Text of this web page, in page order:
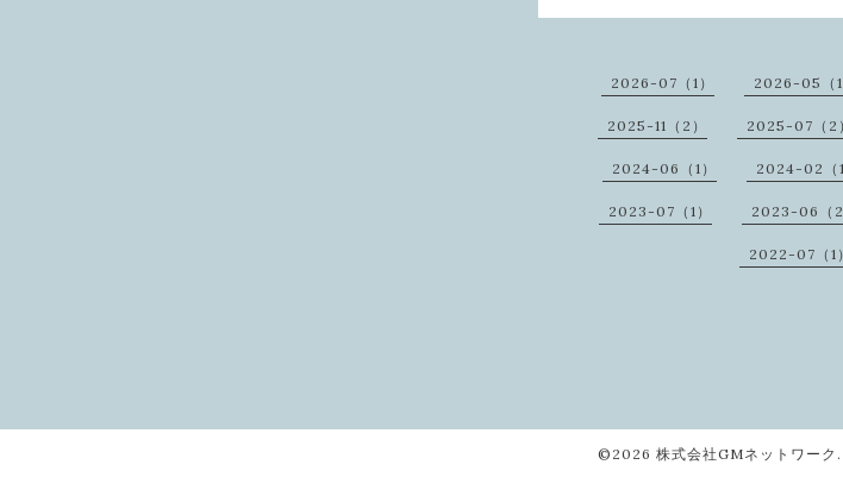
2026-07（1） 2026-05（1
2025-11（2） 2025-07（2
2024-06（1） 2024-02（1
2023-07（1） 2023-06（2
2022-07（1）
©2026 株式会社GMネットワーク